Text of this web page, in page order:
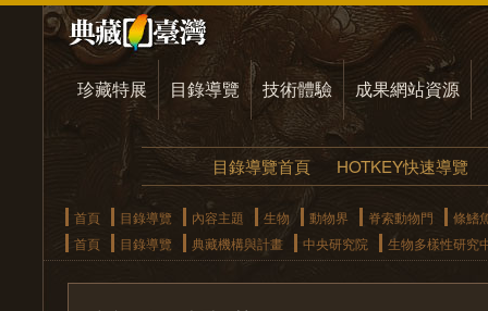
珍藏特展 目錄導覽 技術體驗 成果網站資源
目錄導覽首頁 HOTKEY快速導覽
首頁 目錄導覽 內容主題 生物 動物界 脊索動物門
條鰭
首頁
目錄導覽 典藏機構與計畫 中央研究院 生物多樣性研究